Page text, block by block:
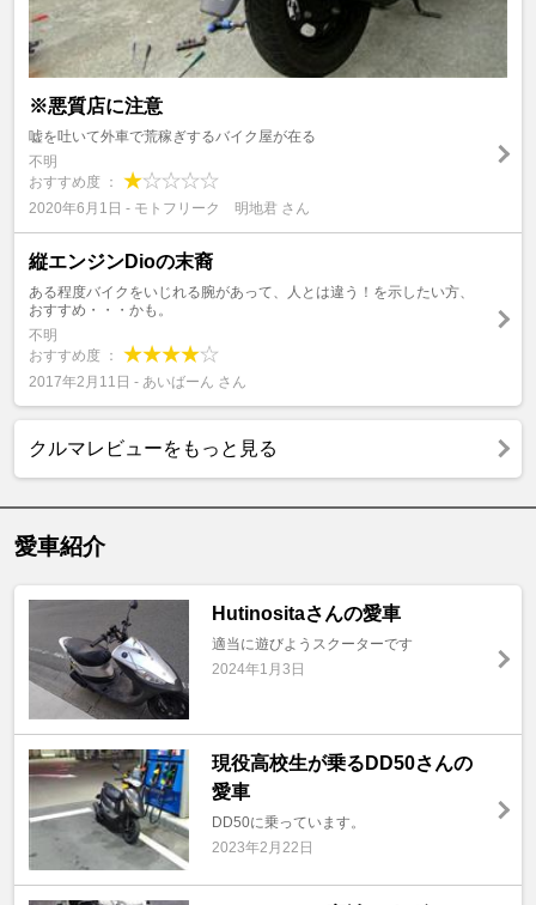
※悪質店に注意
嘘を吐いて外車で荒稼ぎするバイク屋が在る
不明
おすすめ度 ：
2020年6月1日 - モトフリーク 明地君 さん
縦エンジンDioの末裔
ある程度バイクをいじれる腕があって、人とは違う！を示したい方、
おすすめ・・・かも。
不明
おすすめ度 ：
2017年2月11日 - あいばーん さん
クルマレビューをもっと見る
愛車紹介
Hutinositaさんの愛車
適当に遊びようスクーターです
2024年1月3日
現役高校生が乗るDD50さんの
愛車
DD50に乗っています。
2023年2月22日